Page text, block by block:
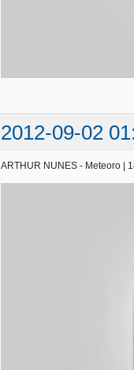
2012-09-02
ARTHUR NUNES - Meteoro |